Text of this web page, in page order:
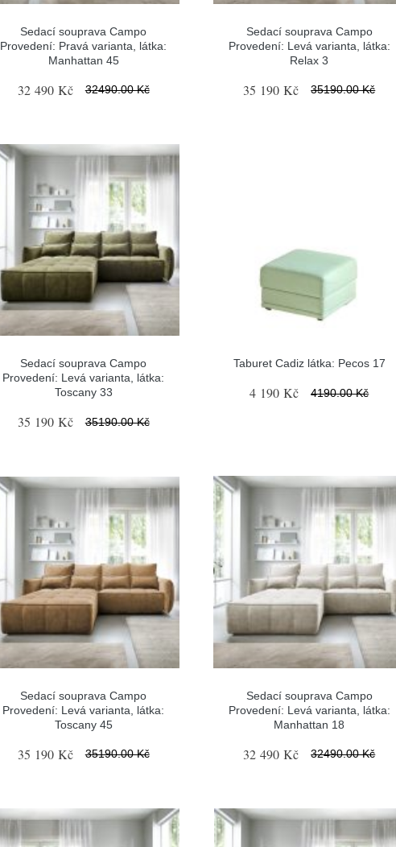
Sedací souprava Campo
Provedení: Pravá varianta, látka:
Manhattan 45
32 490 Kč 32490.00 Kč
Sedací souprava Campo
Provedení: Levá varianta, látka:
Relax 3
35 190 Kč 35190.00 Kč
Sedací souprava Campo
Provedení: Levá varianta, látka:
Toscany 33
35 190 Kč 35190.00 Kč
Taburet Cadiz látka: Pecos 17
4 190 Kč 4190.00 Kč
Sedací souprava Campo
Provedení: Levá varianta, látka:
Toscany 45
35 190 Kč 35190.00 Kč
Sedací souprava Campo
Provedení: Levá varianta, látka:
Manhattan 18
32 490 Kč 32490.00 Kč